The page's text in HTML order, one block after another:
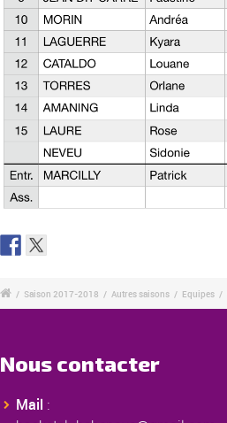
/ Saison 2017-2018 / Autres saisons / Equipes /
Nous contacter
Mail :